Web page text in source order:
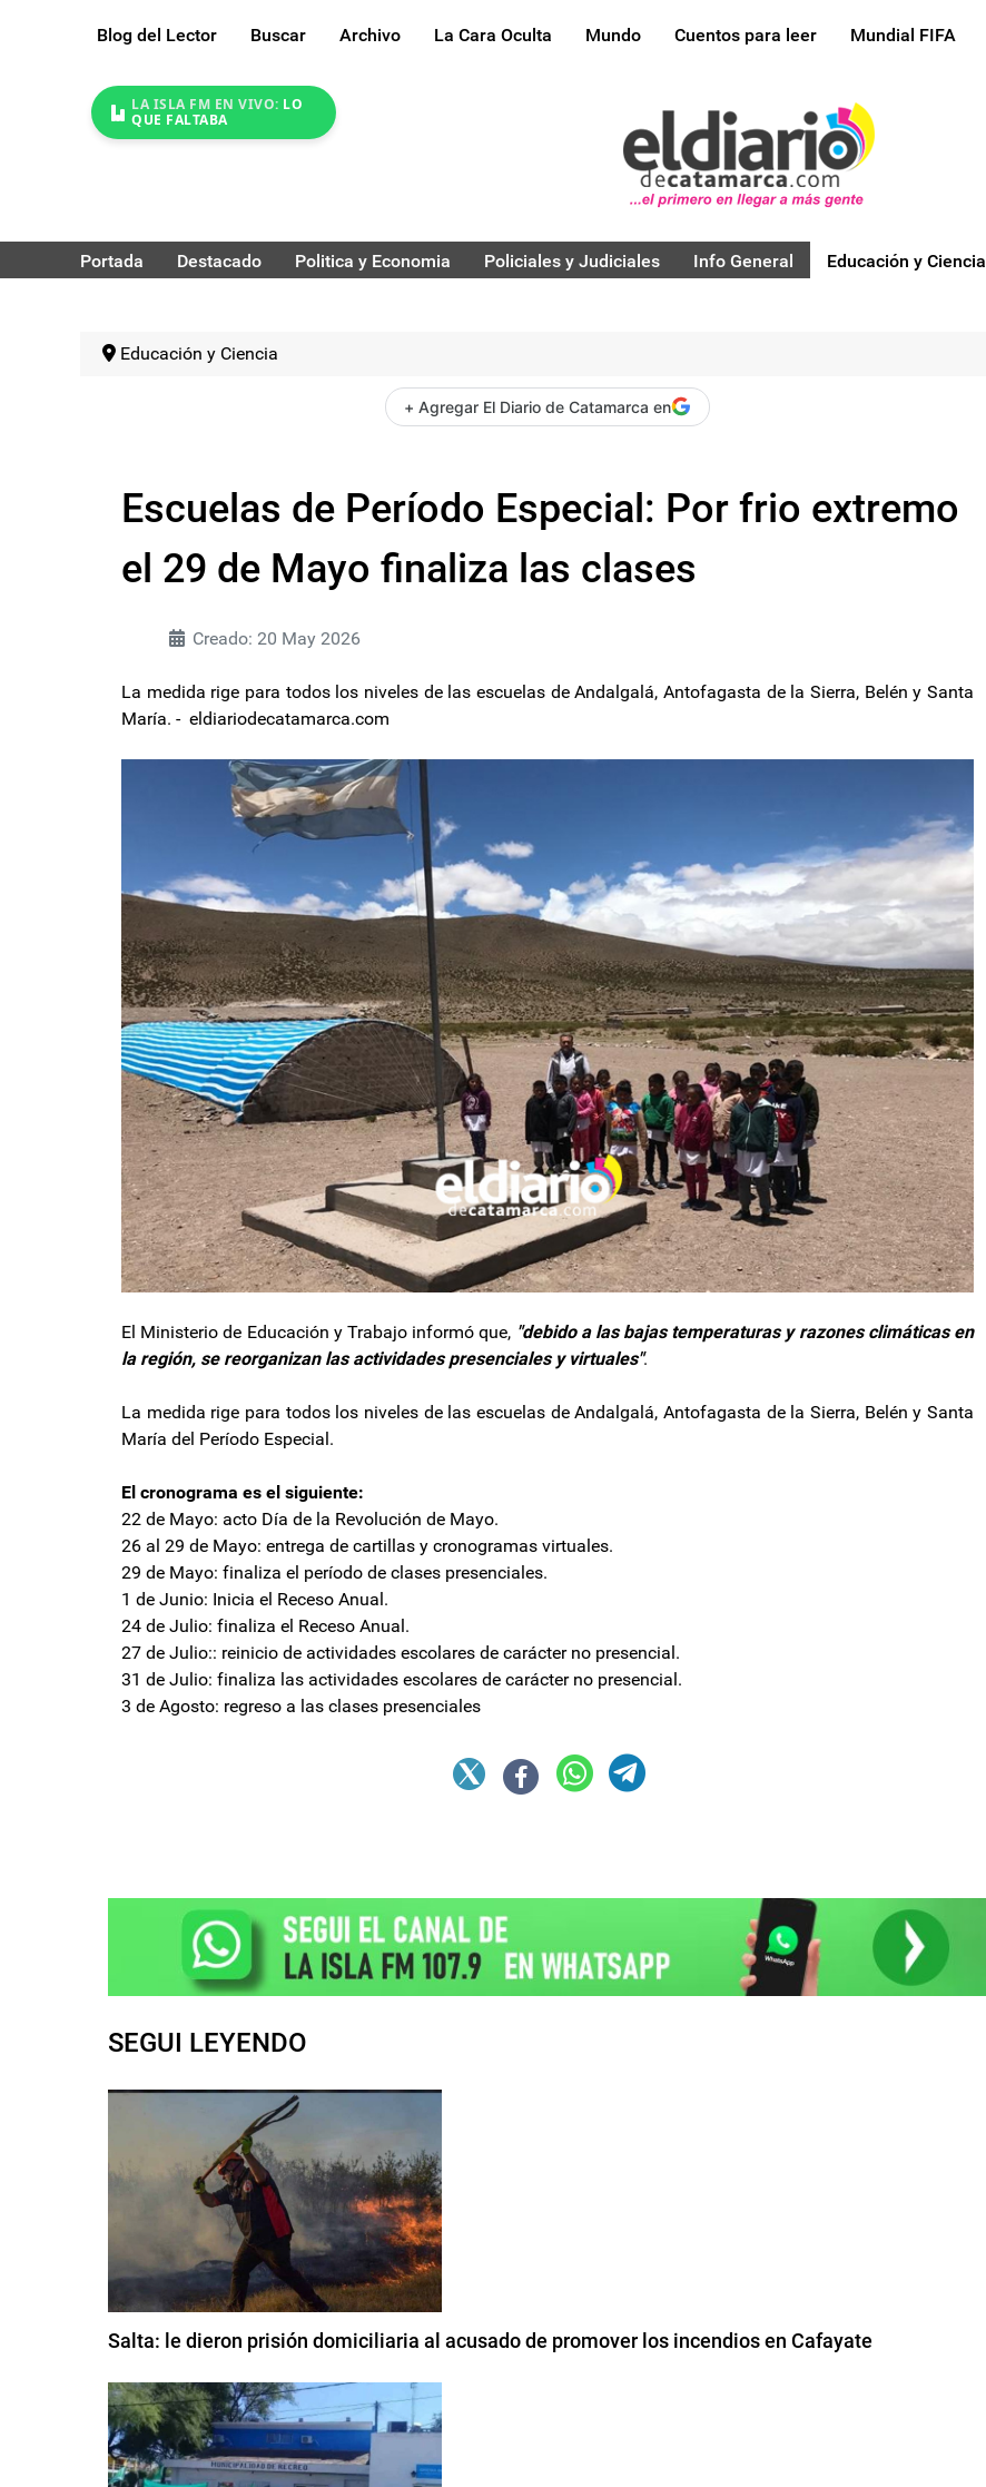
Blog del Lector Buscar Archivo La Cara Oculta Mundo Cuentos para leer Mundial FIFA
LA ISLA FM EN VIVO: LO
QUE FALTABA
Portada Destacado Politica y Economia Policiales y Judiciales Info General Educación y Ciencia
Educación y Ciencia
+ Agregar El Diario de Catamarca en
Escuelas de Período Especial: Por frio extremo
el 29 de Mayo finaliza las clases
Creado: 20 May 2026
La medida rige para todos los niveles de las escuelas de Andalgalá, Antofagasta de la Sierra, Belén y Santa
María. - eldiariodecatamarca.com
El Ministerio de Educación y Trabajo informó que, "debido a las bajas temperaturas y razones climáticas en
la región, se reorganizan las actividades presenciales y virtuales".
La medida rige para todos los niveles de las escuelas de Andalgalá, Antofagasta de la Sierra, Belén y Santa
María del Período Especial.
El cronograma es el siguiente:
22 de Mayo: acto Día de la Revolución de Mayo.
26 al 29 de Mayo: entrega de cartillas y cronogramas virtuales.
29 de Mayo: finaliza el período de clases presenciales.
1 de Junio: Inicia el Receso Anual.
24 de Julio: finaliza el Receso Anual.
27 de Julio:: reinicio de actividades escolares de carácter no presencial.
31 de Julio: finaliza las actividades escolares de carácter no presencial.
3 de Agosto: regreso a las clases presenciales
SEGUI LEYENDO
Salta: le dieron prisión domiciliaria al acusado de promover los incendios en Cafayate